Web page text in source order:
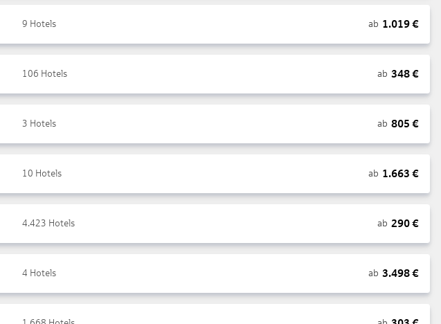
9 Hotels ab 1.019€
106 Hotels ab 348€
3 Hotels ab 805 €
10 Hotels ab 1.663 €
4.423 Hotels ab 290€
4 Hotels ab 3.498€